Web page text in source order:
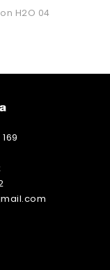
H2O 04